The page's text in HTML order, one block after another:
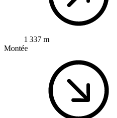
1 337 m
Montée